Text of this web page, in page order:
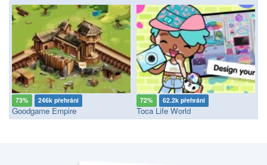
73% 246k přehrání
Goodgame Empire
72% 62.2k přehrání
Toca Life World